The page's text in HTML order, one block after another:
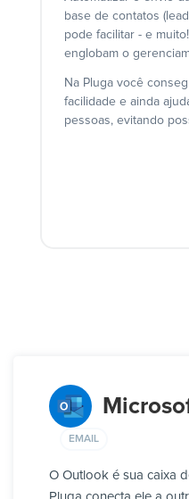
base de contatos
pode facilitar - e
englobam o
Na Pluga você
facilidade e ainda
pessoas, evitando
EMAIL
O Outlook é sua caixa